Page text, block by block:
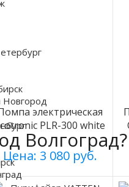
электрическая
PLR-300 white
Цена: 3 080 руб.
Волгоград?